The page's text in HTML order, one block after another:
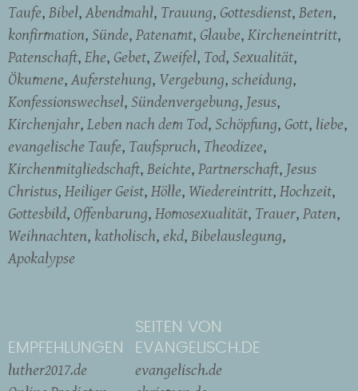
Taufe Bibel Abendmahl Trauung Gottesdienst Beten
konfirmation Sünde Patenamt Glaube Kircheneintritt
Patenschaft Ehe Gebet Zweifel Tod Sexualität
Ökumene Auferstehung Vergebung scheidung
Konfessionswechsel Sündenvergebung Jesus
Kirchenjahr Leben nach dem Tod Schöpfung Gott liebe
evangelische Taufe Taufspruch Theodizee
Kirchenmitgliedschaft Beichte Partnerschaft Jesus
Christus Heiliger Geist Hölle Wiedereintritt Hochzeit
Gottesbild Offenbarung Homosexualität Trauer Paten
Weihnachten katholisch ekd Bibelauslegung
Apokalypse
EMPFEHLUNGEN
luther2017.de
SEITEN VON
EVANGELISCH.DE
evangelisch.de